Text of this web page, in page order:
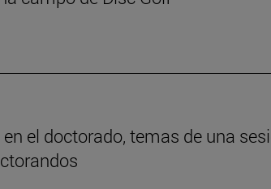
el doctorado, temas de una